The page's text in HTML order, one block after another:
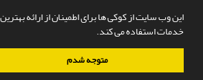
این وب سایت از کوکی ها برای اطمینان از ارائه بهترین
خدمات استفاده می کند.
متوجه شدم
سامانه مدیریت نشریات علمی.طراحی و پیاده